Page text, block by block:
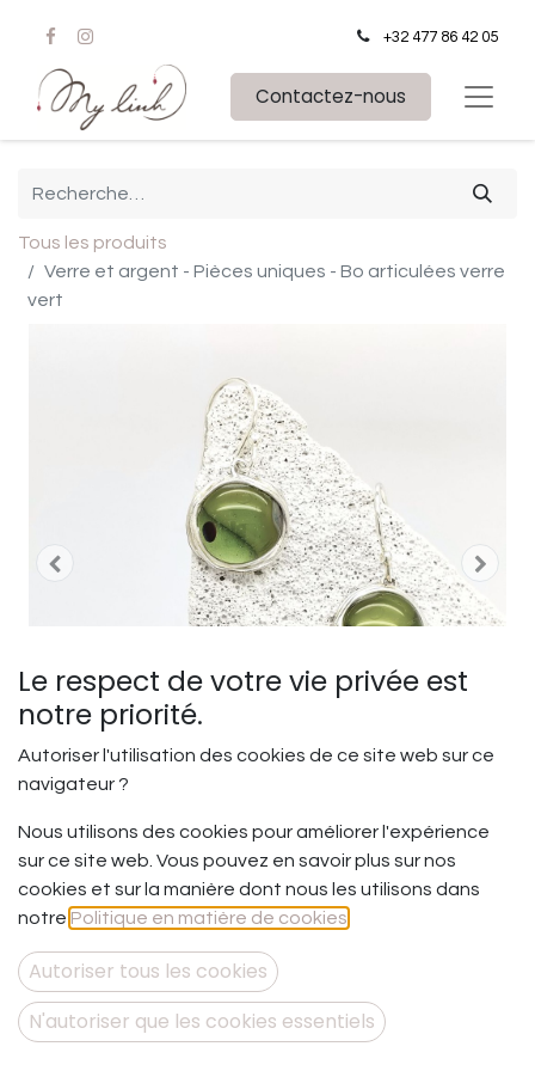
+32 477 86 42 05
Contactez-nous
Tous les produits
Verre et argent - Pièces uniques - Bo articulées verre
vert
Verre et argent - Pièces
uniques - Bo articulées
verre vert
Cette paire de boucle d'oreille unique est composée
d'une partie en verre montée sur de l'argent 925 et une
Le respect de votre vie privée est
notre priorité.
Autoriser l'utilisation des cookies de ce site web sur ce
navigateur ?
Nous utilisons des cookies pour améliorer l'expérience
sur ce site web. Vous pouvez en savoir plus sur nos
cookies et sur la manière dont nous les utilisons dans
notre Politique en matière de cookies
Autoriser tous les cookies
N'autoriser que les cookies essentiels